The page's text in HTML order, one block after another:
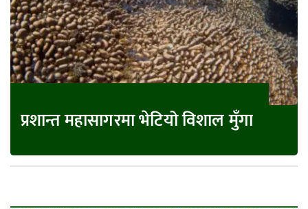
प्रशान्त महासागरमा भेटियो विशाल मुँगा